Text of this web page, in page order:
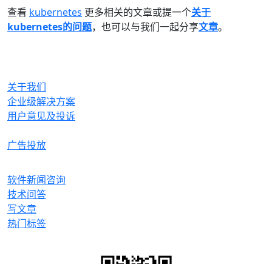
查看 kubernetes 更多相关的文章或提一个关于
kubernetes的问题，也可以与我们一起分享文章。
关于我们
企业级解决方案
用户意见及投诉
广告投放
软件新闻咨询
技术问答
写文章
热门标签